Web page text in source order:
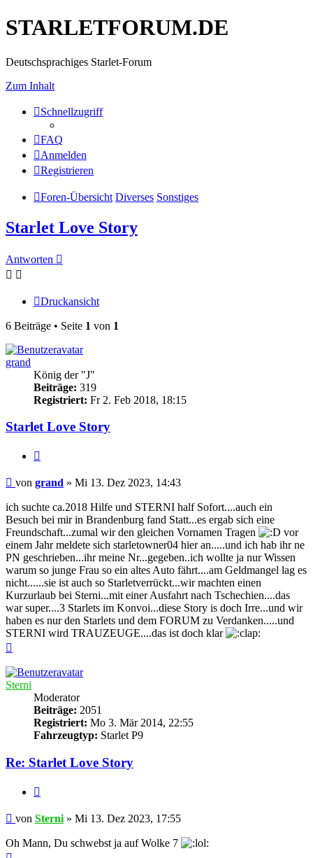
STARLETFORUM.DE
Deutschsprachiges Starlet-Forum
Zum Inhalt
Schnellzugriff
FAQ
Anmelden
Registrieren
Foren-Übersicht Diverses Sonstiges
Starlet Love Story
Antworten
Druckansicht
6 Beiträge • Seite 1 von 1
grand
König der "J"
Beiträge: 319
Registriert: Fr 2. Feb 2018, 18:15
Starlet Love Story
Beitrag
von grand » Mi 13. Dez 2023, 14:43
ich suchte ca.2018 Hilfe und STERNI half Sofort....auch ein
Besuch bei mir in Brandenburg fand Statt...es ergab sich eine
Freundschaft...zumal wir den gleichen Vornamen Tragen
vor
einem Jahr meldete sich starletowner04 hier an.....und ich hab ihr ne
PN geschrieben...ihr meine Nr...gegeben..ich wollte ja nur Wissen
warum so junge Frau so ein altes Auto fährt....am Geldmangel lag es
nicht......sie ist auch so Starletverrückt...wir machten einen
Kurzurlaub bei Sterni...mit einer Ausfahrt nach Tschechien....das
war super....3 Starlets im Konvoi...diese Story is doch Irre...und wir
haben es nur den Starlets und dem FORUM zu Verdanken.....und
STERNI wird TRAUZEUGE....das ist doch klar
Sterni
Moderator
Beiträge: 2051
Registriert: Mo 3. Mär 2014, 22:55
Fahrzeugtyp: Starlet P9
Re: Starlet Love Story
Beitrag
von Sterni » Mi 13. Dez 2023, 17:55
Oh Mann, Du schwebst ja auf Wolke 7